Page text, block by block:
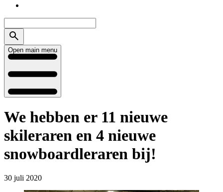
Open main menu
We hebben er 11 nieuwe
skileraren en 4 nieuwe
snowboardleraren bij!
30 juli 2020